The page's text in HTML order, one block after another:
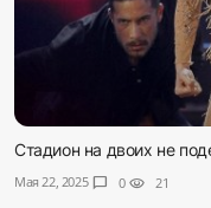
Стадион на двоих не
Мая 22, 2025 chat_bubble 0 visibility 21